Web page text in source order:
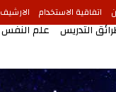
اتفاقية الاستخدام الارشيف
التدريس علم النفس